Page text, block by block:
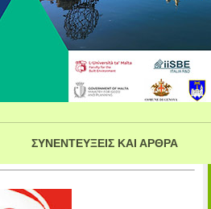
ΣΥΝΕΝΤΕΥΞΕΙΣ ΚΑΙ ΑΡΘΡΑ